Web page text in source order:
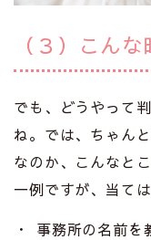
（３）こん
でも、どうやって
ね。では、ちゃん
なのか、こんなと
一例ですが、当て
事務所の名前を